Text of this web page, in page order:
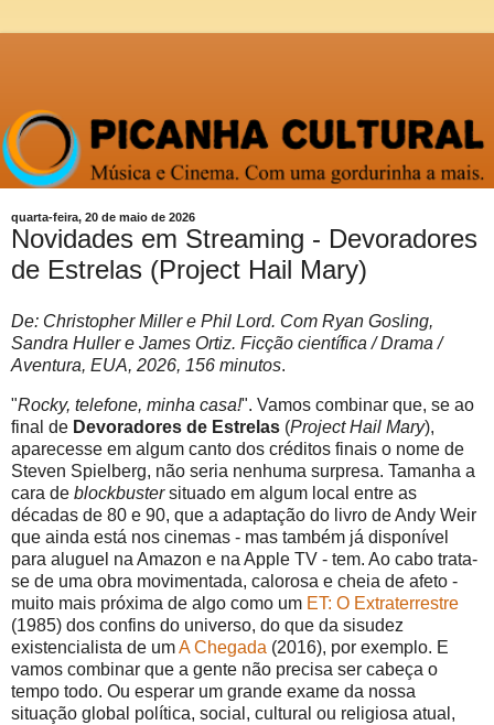
quarta-feira, 20 de maio de 2026
Novidades em Streaming - Devoradores
de Estrelas (Project Hail Mary)
De: Christopher Miller e Phil Lord. Com Ryan Gosling,
Sandra Huller e James Ortiz. Ficção científica / Drama /
Aventura, EUA, 2026, 156 minutos.
"Rocky, telefone, minha casa!". Vamos combinar que, se ao
final de Devoradores de Estrelas (Project Hail Mary),
aparecesse em algum canto dos créditos finais o nome de
Steven Spielberg, não seria nenhuma surpresa. Tamanha a
cara de blockbustersituado em algum local entre as
décadas de 80 e 90, que a adaptação do livro de Andy Weir
que ainda está nos cinemas - mas também já disponível
para aluguel na Amazon e na Apple TV - tem. Ao cabo trata-
se de uma obra movimentada, calorosa e cheia de afeto -
muito mais próxima de algo como um ET: O Extraterrestre
(1985) dos confins do universo, do que da sisudez
existencialista de umA Chegada (2016), por exemplo. E
vamos combinar que a gente não precisa ser cabeça o
tempo todo. Ou esperar um grande exame da nossa
situação global política, social, cultural ou religiosa atual,